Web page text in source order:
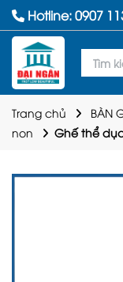
Hotline:0907
Trang chủ BÀN
non
Ghế thể